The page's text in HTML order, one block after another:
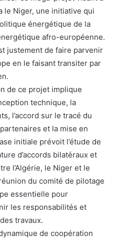
le Niger, une initiative qui
énergétique de la
afro-européenne.
justement de faire parvenir
en le faisant transiter par
de ce projet implique
technique, la
l’accord sur le tracé du
et la mise en
initiale prévoit l’étude de
d’accords bilatéraux et
l’Algérie, le Niger et le
du comité de pilotage
essentielle pour
les responsabilités et
travaux.
de coopération